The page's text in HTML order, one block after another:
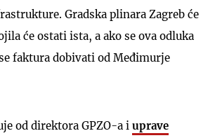
Gradska plinara Zagreb će
će ostati ista, a ako se ova odluka
faktura dobivati od Međimurje
od direktora GPZO-a i uprave